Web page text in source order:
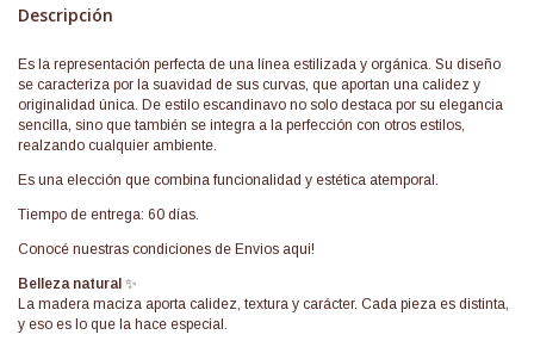
Descripción
Es la representación perfecta de una línea estilizada y orgánica. Su diseño
se caracteriza por la suavidad de sus curvas, que aportan una calidez y
originalidad única. De estilo escandinavo no solo destaca por su elegancia
sencilla, sino que también se integra a la perfección con otros estilos,
realzando cualquier ambiente.
Es una elección que combina funcionalidad y estética atemporal.
Tiempo de entrega: 60 días.
Conocé nuestras condiciones de Envios aqui!
Belleza natural ✨
La madera maciza aporta calidez, textura y carácter. Cada pieza es distinta,
y eso es lo que la hace especial.